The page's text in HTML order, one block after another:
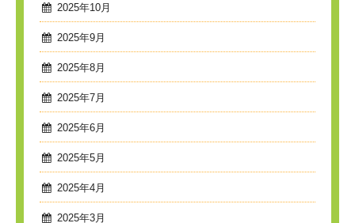
2025年10月
2025年9月
2025年8月
2025年7月
2025年6月
2025年5月
2025年4月
2025年3月